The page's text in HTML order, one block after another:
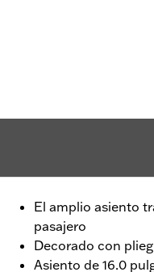
El amplio asiento
pasajero
Decorado con
Asiento de 16.0